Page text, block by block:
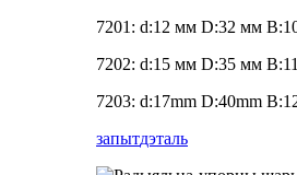
7201: d:12 мм D:32 мм
7202: d:15 мм D:35 мм
7203: d:17mm D:40mm
запытдэталь